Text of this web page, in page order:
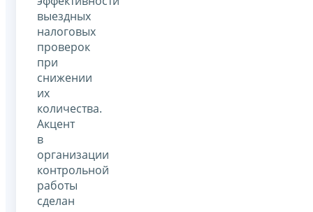
выездных
налоговых
проверок
при
снижении
их
количества.
Акцент
в
организации
контрольной
работы
сделан